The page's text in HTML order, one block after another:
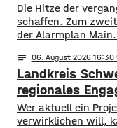
Die Hitze der
schaffen. Zum
der Alarmplan
mainabwärts die
aktuell mit dem
Probleme,
notes 06. August 2026 16:30
Landkreis
regionales
Wer aktuell ein
verwirklichen will,